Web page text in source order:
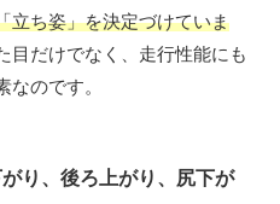
立ち姿」を決定づけていま
目だけでなく、走行性能にも
のです。
り、後ろ上がり、尻下が